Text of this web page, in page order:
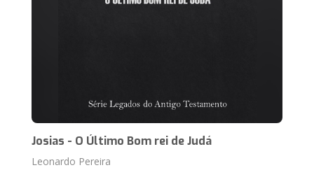
Josias - O Último Bom rei de Judá
Leonardo Pereira